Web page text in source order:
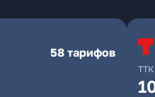
58 тарифов
ТТК